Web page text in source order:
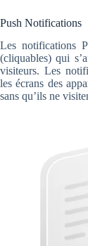
Push Notifications
Les notifications
(cliquables) qui
visiteurs. Les
les écrans des
sans qu’ils ne